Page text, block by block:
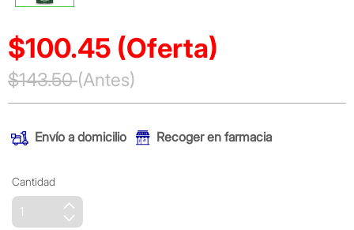
$100.45 (Oferta)
Precio reducido de
$143.50(Antes)
Envío a domicilio Recoger en farmacia
Cantidad